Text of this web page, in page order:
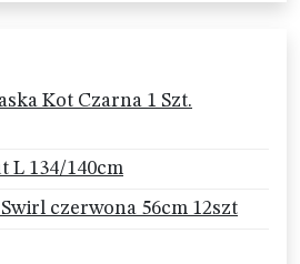
Kot Czarna 1 Szt.
L 134/140cm
czerwona 56cm 12szt